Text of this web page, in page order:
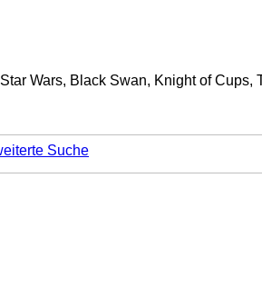
Wars, Black Swan, Knight of Cups,
Suche